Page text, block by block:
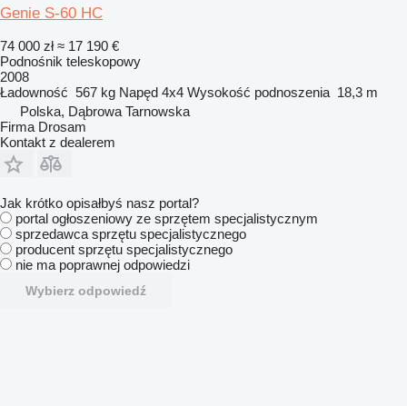
Genie S-60 HC
74 000 zł ≈ 17 190 €
Podnośnik teleskopowy
2008
Ładowność 567 kg Napęd 4x4 Wysokość podnoszenia 18,3 m
Polska, Dąbrowa Tarnowska
Firma Drosam
Kontakt z dealerem
Jak krótko opisałbyś nasz portal?
portal ogłoszeniowy ze sprzętem specjalistycznym
sprzedawca sprzętu specjalistycznego
producent sprzętu specjalistycznego
nie ma poprawnej odpowiedzi
Wybierz odpowiedź